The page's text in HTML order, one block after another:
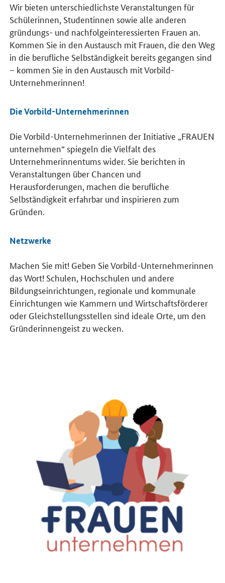
Wir bieten unterschiedlichste Veranstaltungen für
Schülerinnen, Studentinnen sowie alle anderen
gründungs- und nachfolgeinteressierten Frauen an.
Kommen Sie in den Austausch mit Frauen, die den Weg
in die berufliche Selbständigkeit bereits gegangen sind
– kommen Sie in den Austausch mit Vorbild-
Unternehmerinnen!
Die Vorbild-Unternehmerinnen
Die Vorbild-Unternehmerinnen der Initiative „FRAUEN
unternehmen“ spiegeln die Vielfalt des
Unternehmerinnentums wider. Sie berichten in
Veranstaltungen über Chancen und
Herausforderungen, machen die berufliche
Selbständigkeit erfahrbar und inspirieren zum
Gründen.
Netzwerke
Machen Sie mit! Geben Sie Vorbild-Unternehmerinnen
das Wort! Schulen, Hochschulen und andere
Bildungseinrichtungen, regionale und kommunale
Einrichtungen wie Kammern und Wirtschaftsförderer
oder Gleichstellungsstellen sind ideale Orte, um den
Gründerinnengeist zu wecken.